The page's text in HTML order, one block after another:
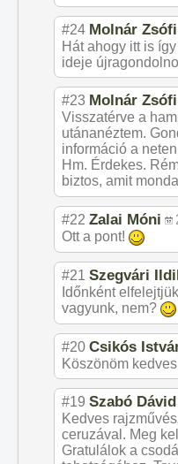
#24 Molnár Zsófi
Hát ahogy itt is
ideje
#23 Molnár Zsófi
Visszatérve a
utánanéztem.
információ a
Hm. Érdekes.
biztos, amit
#22 Zalai Móni
Ott a pont!
#21 Szegvári
Időnként
vagyunk, nem?
#20 Csikós
Köszönöm
#19 Szabó Dávid
Kedves
ceruzával. Meg
Gratulálok a